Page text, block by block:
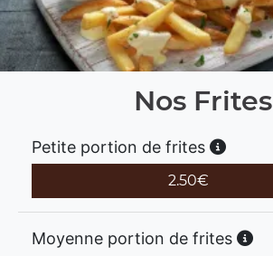
Nos Frites
Petite portion de frites
2.50€
Moyenne portion de frites